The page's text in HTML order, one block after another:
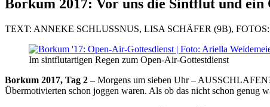
Borkum 2017: Vor uns die Sintflut und ein
TEXT: ANNEKE SCHLUSSNUS, LISA SCHÄFER (9B),
Im sintflutartigen Regen zum Open-Air-Gottestdienst
Borkum 2017, Tag 2 –Morgens um sieben Uhr –
Übermotivierten schon joggen waren. Als ob das nicht schon genug